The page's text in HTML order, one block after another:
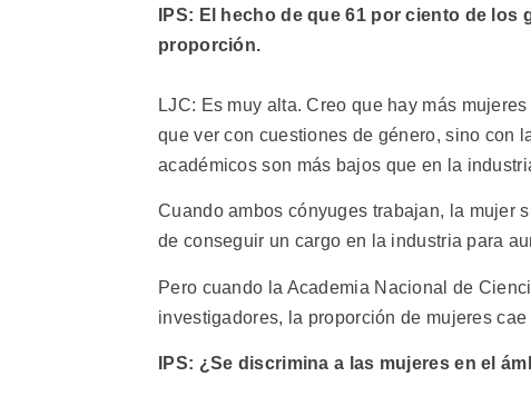
IPS: El hecho de que 61 por ciento de
proporción.
LJC: Es muy alta. Creo que hay más
que ver con cuestiones de género, sino con
académicos son más bajos que en la
Cuando ambos cónyuges trabajan, la mujer
de conseguir un cargo en la industria para
Pero cuando la Academia Nacional de
investigadores, la proporción de mujeres
IPS: ¿Se discrimina a las mujeres en el